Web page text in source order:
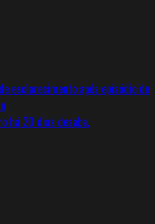
esclarecimento após episódio de
há 20 dias desaba.